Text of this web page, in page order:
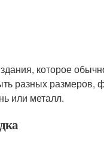
которое
разных размеров,
или металл.